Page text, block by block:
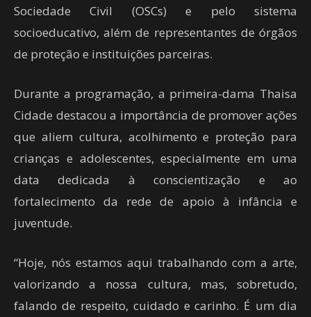
Sociedade Civil (OSCs) e pelo sistema
socioeducativo, além de representantes de órgãos
de proteção e instituições parceiras.
Durante a programação, a primeira-dama Thaisa
Cidade destacou a importância de promover ações
que aliem cultura, acolhimento e proteção para
crianças e adolescentes, especialmente em uma
data dedicada à conscientização e ao
fortalecimento da rede de apoio à infância e
juventude.
“Hoje, nós estamos aqui trabalhando com a arte,
valorizando a nossa cultura, mas, sobretudo,
falando de respeito, cuidado e carinho. É um dia